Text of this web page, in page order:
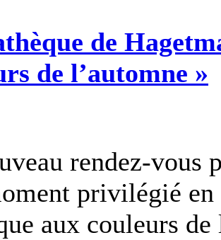
de
de l’automne »
rendez-vous
privilégié
aux couleurs de